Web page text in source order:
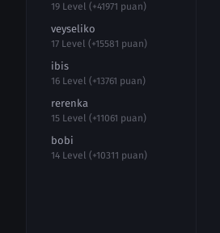
19 Level (+41971 puan)
veyseliko
17 Level (+15581 puan)
ibis
16 Level (+13761 puan)
rerenka
15 Level (+11061 puan)
bobi
14 Level (+10311 puan)